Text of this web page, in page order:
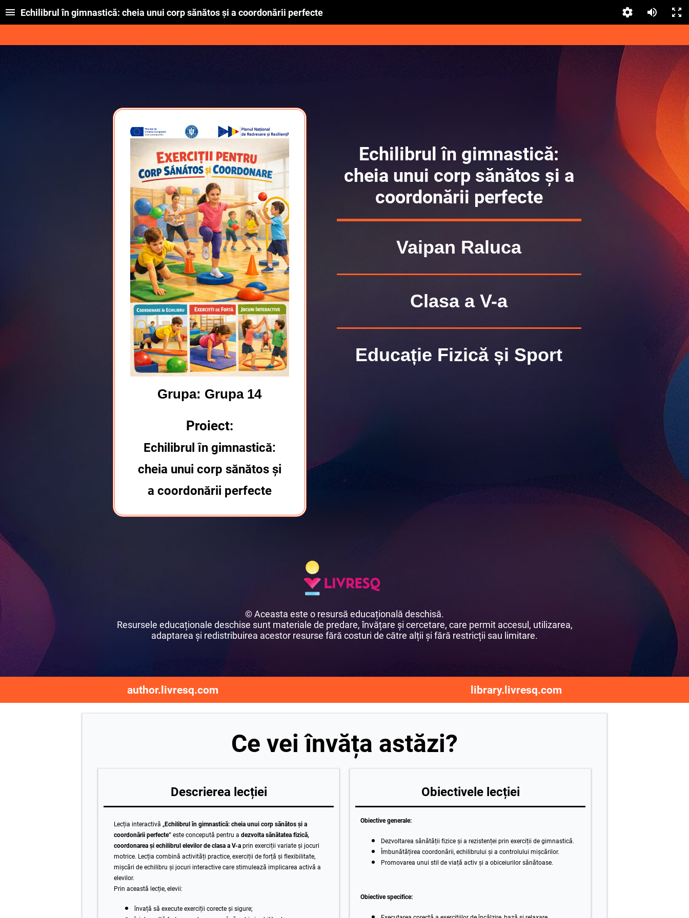
Echilibrul în gimnastică: cheia unui corp sănătos și a coordonării perfecte
Grupa: Grupa 14
Proiect:
Echilibrul în gimnastică:
cheia unui corp sănătos și
a coordonării perfecte
Echilibrul în gimnastică:
cheia unui corp sănătos și a
coordonării perfecte
Vaipan Raluca
Clasa a V-a
Educație Fizică și Sport
© Aceasta este o resursă educațională deschisă.
Resursele educaționale deschise sunt materiale de predare, învățare și cercetare, care permit accesul, utilizarea,
adaptarea și redistribuirea acestor resurse fără costuri de către alții și fără restricții sau limitare.
author.livresq.com library.livresq.com
Ce vei învăța astăzi?
Descrierea lecției
Lecția interactivă „Echilibrul în gimnastică: cheia unui corp sănătos și a
coordonării perfecte” este concepută pentru a dezvolta sănătatea fizică,
coordonarea și echilibrul elevilor de clasa a V-a prin exerciții variate și jocuri
motrice. Lecția combină activități practice, exerciții de forță și flexibilitate,
mișcări de echilibru și jocuri interactive care stimulează implicarea activă a
elevilor.
Prin această lecție, elevii:
învață să execute exerciții corecte și sigure;
Obiectivele lecției
Obiective generale:
Dezvoltarea sănătății fizice și a rezistenței prin exerciții de gimnastică.
Îmbunătățirea coordonării, echilibrului și a controlului mișcărilor.
Promovarea unui stil de viață activ și a obiceiurilor sănătoase.
Obiective specifice: